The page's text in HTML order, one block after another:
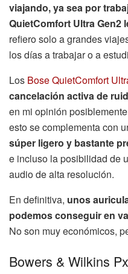
viajando, ya sea por
QuietComfort Ultra Gen2
refiero solo a grandes
los días a trabajar o a
Los Bose QuietComfort
cancelación activa de
en mi opinión
esto se complementa con
súper ligero y bastante
e incluso la posibilidad de
audio de alta resolución.
En definitiva, unos
podemos conseguir en
No son muy económicos,
Bowers & Wilkins